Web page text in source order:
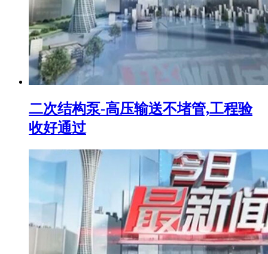
二次结构泵-高压输送不堵管,工程验
收好通过